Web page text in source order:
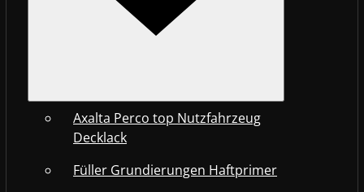
Axalta Perco top Nutzfahrzeug
Decklack
Füller Grundierungen Haftprimer